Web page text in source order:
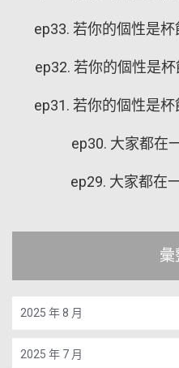
ep33. 若你的個性是
ep32. 若你的個性是
ep31. 若你的個性是
ep30. 大家都在
ep29. 大家都在
彙
2025 年 8 月
2025 年 7 月